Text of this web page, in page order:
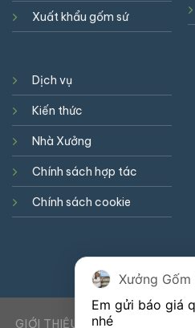
Xuất khẩu gốm sứ
Dịch vụ
Kiến thức
Nhà Xưởng
Chính sách hợp tác
Chính sách cookie
GIỚI THIỆU DỊCH VỤ
Xưởng Gốm
Em gửi báo giá
nhé